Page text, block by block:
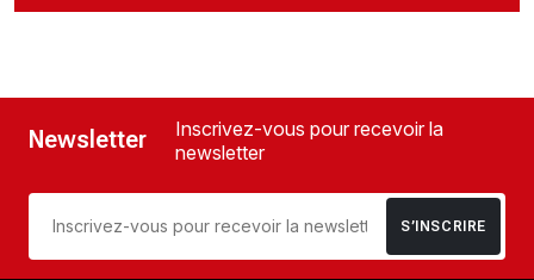
Newsletter
Inscrivez-vous pour recevoir la
newsletter
S’INSCRIRE